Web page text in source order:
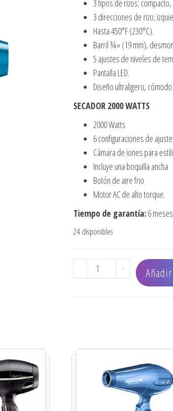
3 tipos de rizos;
3 direcciones de rizo;
Hasta 450°F (230°C).
Barril ¾» (19 mm),
5 ajustes de niveles de
Pantalla LED.
Diseño ultraligero,
SECADOR 2000 WATTS
2000 Watts
6 configuraciones de
Cámara de iones para
Incluye una boquilla ancha
Botón de aire frio
Motor AC de alto torque.
Tiempo de garantía:6
24 disponibles
- COMBO PP73
+